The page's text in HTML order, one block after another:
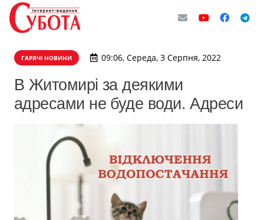
ГАРЯЧІ НОВИНИ 09:06, Середа, 3 Серпня, 2022
В Житомирі за деякими
адресами не буде води. Адреси